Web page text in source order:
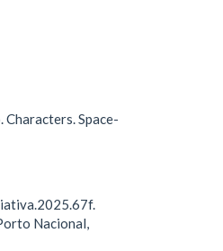
Space-
Nacional,